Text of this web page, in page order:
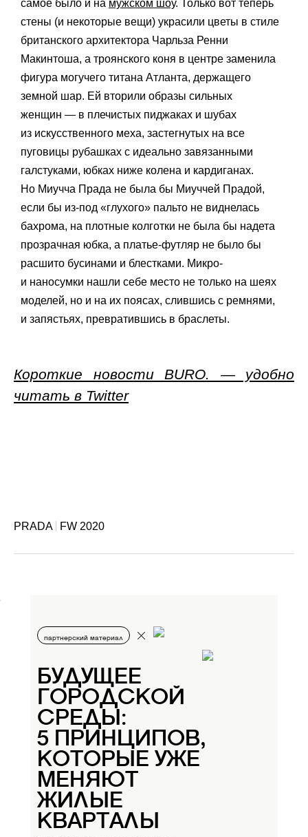
самое было и на мужском шоу. Только вот теперь
стены (и некоторые вещи) украсили цветы в стиле
британского архитектора Чарльза Ренни
Макинтоша, а троянского коня в центре заменила
фигура могучего титана Атланта, держащего
земной шар. Ей вторили образы сильных
женщин — в плечистых пиджаках и шубах
из искусственного меха, застегнутых на все
пуговицы рубашках с идеально завязанными
галстуками, юбках ниже колена и кардиганах.
Но Миучча Прада не была бы Миуччей Прадой,
если бы из-под «глухого» пальто не виднелась
бахрома, на плотные колготки не была бы надета
прозрачная юбка, а платье-футляр не было бы
расшито бусинами и блестками. Микро-
и наносумки нашли себе место не только на шеях
моделей, но и на их поясах, слившись с ремнями,
и запястьях, превратившись в браслеты.
Короткие новости BURO. — удобно
читать в Twitter
PRADA FW 2020
партнерский материал
БУДУЩЕЕ
ГОРОДСКОЙ
СРЕДЫ:
5 ПРИНЦИПОВ,
КОТОРЫЕ УЖЕ
МЕНЯЮТ
ЖИЛЫЕ
КВАРТАЛЫ